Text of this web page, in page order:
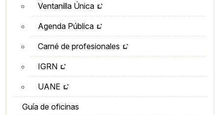
Ventanilla Única
Agenda Pública
Carné de profesionales
IGRN
UANE
Guía de oficinas